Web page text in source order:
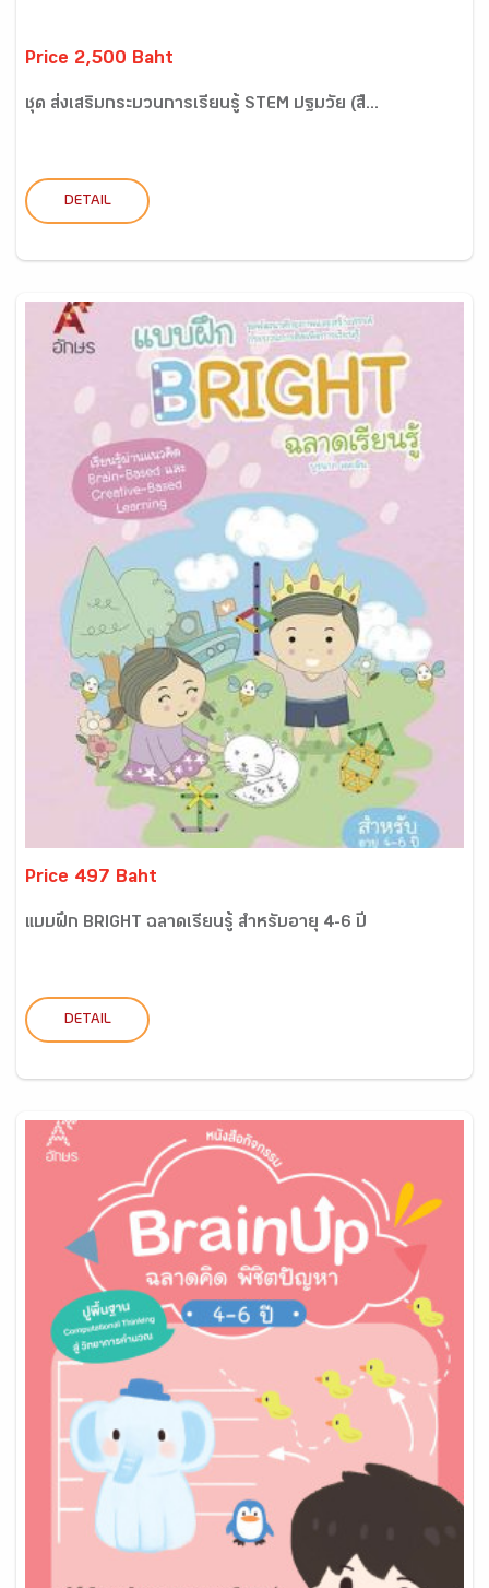
Price 2,500 Baht
ชุด ส่งเสริมกระบวนการเรียนรู้ STEM ปฐมวัย (สื...
DETAIL
Price 497 Baht
แบบฝึก BRIGHT ฉลาดเรียนรู้ สำหรับอายุ 4-6 ปี
DETAIL